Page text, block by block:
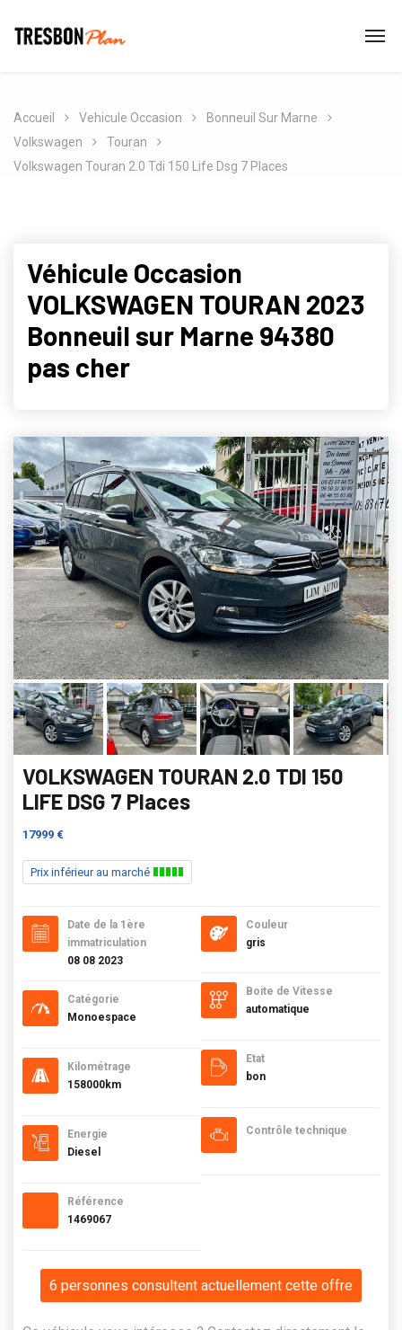
Accueil Vehicule Occasion
Bonneuil Sur Marne
Volkswagen
Touran
Volkswagen Touran 2.0 Tdi 150 Life Dsg 7 Places
Véhicule Occasion
VOLKSWAGEN TOURAN 2023
Bonneuil sur Marne 94380
pas cher
VOLKSWAGEN TOURAN 2.0 TDI 150
LIFE DSG 7 Places
17999 €
Prix inférieur au marché
Date de la 1ère
immatriculation
08 08 2023
Catégorie
Monoespace
Kilométrage
158000km
Energie
Diesel
Référence
1469067
Couleur
gris
Boite de Vitesse
automatique
Etat
bon
Contrôle technique
6 personnes consultent actuellement cette offre